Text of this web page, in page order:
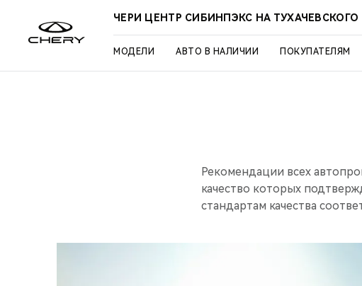
ЧЕРИ ЦЕНТР СИБИНПЭКС НА ТУХАЧЕВСКОГО
МОДЕЛИ АВТО В НАЛИЧИИ ПОКУПАТЕЛЯМ
Рекомендации всех
качество которых
стандартам качества